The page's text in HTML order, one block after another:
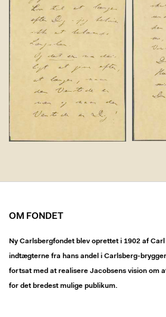
OM FONDET
Ny Carlsbergfondet blev oprettet i 1902 af
indtægterne fra hans andel i Carlsberg-
fortsat med at realisere Jacobsens vision om
for det bredest mulige publikum.